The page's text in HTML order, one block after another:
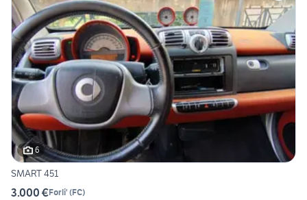
6
SMART 451
3.000 €Forli' (FC)